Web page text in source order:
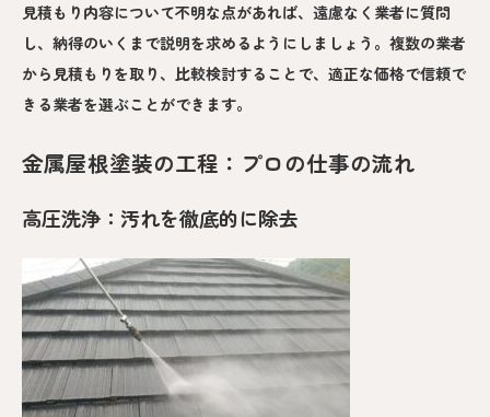
見積もり内容について不明な点があれば、遠慮なく業者に質問
し、納得のいくまで説明を求めるようにしましょう。複数の業者
から見積もりを取り、比較検討することで、適正な価格で信頼で
きる業者を選ぶことができます。
金属屋根塗装の工程：プロの仕事の流れ
高圧洗浄：汚れを徹底的に除去